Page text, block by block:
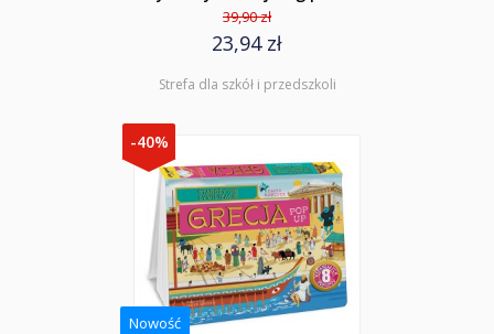
39,90 zł
23,94 zł
Strefa dla szkół i przedszkoli
-40%
Nowość